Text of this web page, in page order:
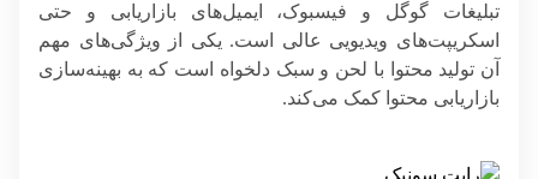
تبلیغات گوگل و فیسبوک، ایمیل‌های بازاریابی و حتی
اسکریپت‌های ویدیویی عالی است. یکی از ویژگی‌های مهم
آن تولید محتوا با لحن و سبک دلخواه است که به بهینه‌سازی
بازاریابی محتوا کمک می‌کند.